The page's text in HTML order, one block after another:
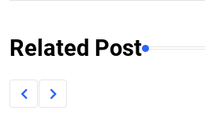
Related Post